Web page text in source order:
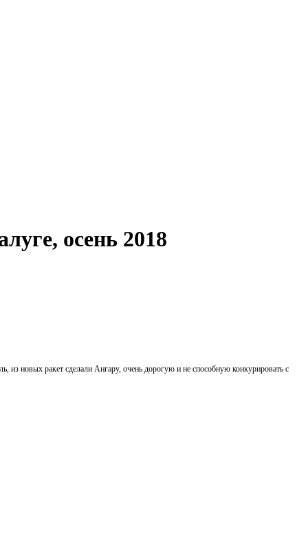
осень 2018
из новых ракет сделали Ангару, очень дорогую и не способную конкурировать с